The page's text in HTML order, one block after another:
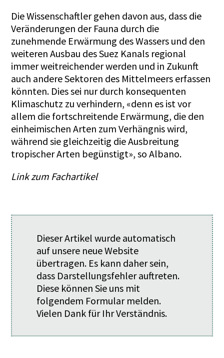
Die Wissenschaftler gehen davon aus, dass die
Veränderungen der Fauna durch die
zunehmende Erwärmung des Wassers und den
weiteren Ausbau des Suez Kanals regional
immer weitreichender werden und in Zukunft
auch andere Sektoren des Mittelmeers erfassen
könnten. Dies sei nur durch konsequenten
Klimaschutz zu verhindern, «denn es ist vor
allem die fortschreitende Erwärmung, die den
einheimischen Arten zum Verhängnis wird,
während sie gleichzeitig die Ausbreitung
tropischer Arten begünstigt», so Albano.
Link zum Fachartikel
Dieser Artikel wurde automatisch
auf unsere neue Website
übertragen. Es kann daher sein,
dass Darstellungsfehler auftreten.
Diese können Sie uns mit
folgendem Formularmelden.
Vielen Dank für Ihr Verständnis.